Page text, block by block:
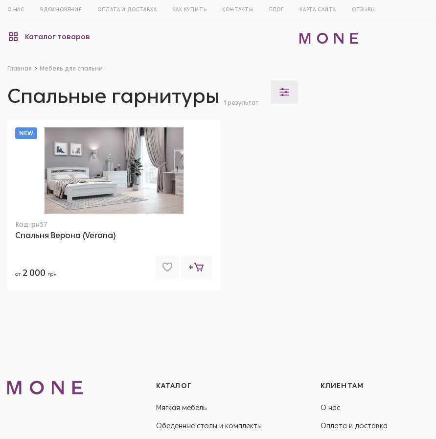
О НАС ВДОХНОВЕНИЕ ОПЛАТА И ДОСТАВКА КАК КУПИТЬ КОНТАКТЫ БЛОГ КАРТА САЙТА ОТЗЫВЫ
Каталог товаров
Главная Мебель для спальни
Спальные гарнитуры 1 результат
NEW
Код: рн57
Спальня Верона (Verona)
от 2 000 грн
КАТАЛОГ
Мягкая мебель
Обеденные столы и комплекты
КЛИЕНТАМ
О нас
Оплата и доставка